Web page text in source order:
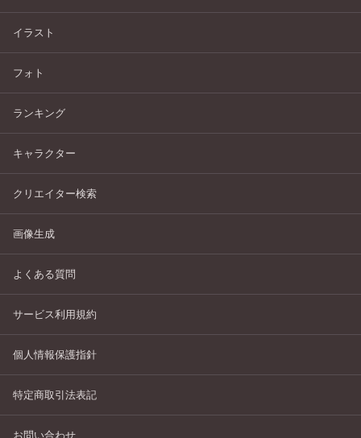
イラスト
フォト
ランキング
キャラクター
クリエイター検索
画像生成
よくある質問
サービス利用規約
個人情報保護指針
特定商取引法表記
お問い合わせ